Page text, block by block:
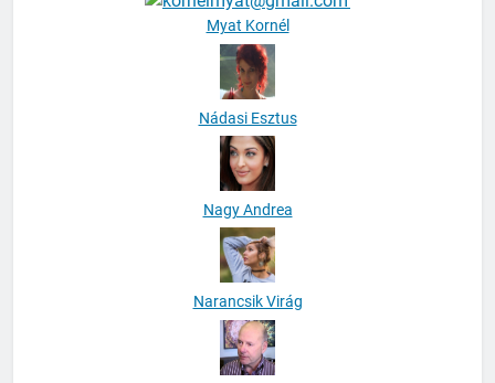
Myat Kornél
Nádasi Esztus
Nagy Andrea
Narancsik Virág